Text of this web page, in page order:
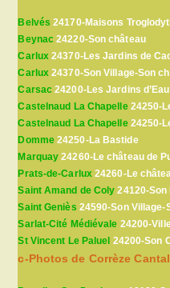
Belvés 24170-Maisons
Beynac 24220-Son château
Carlux 24370-Les Jardins de
Carlux 24370-Son Village-Son
Carsac 24200-Les Jardins d’Eau
Castelnaud La Chapelle24250-
Castelnaud La Chapelle24250-
Domme24250-La Bastide
Marquay 24260-Le château de
Prats-de-Carlux24260-Le
Saint Amand de Coly 24120-Son
Saint Geniès 24590-Son Village-
Sarlat-Cité Médiévale 24200-
St Vincent Le Paluel 24200-Son
c-Photos de Corrèze